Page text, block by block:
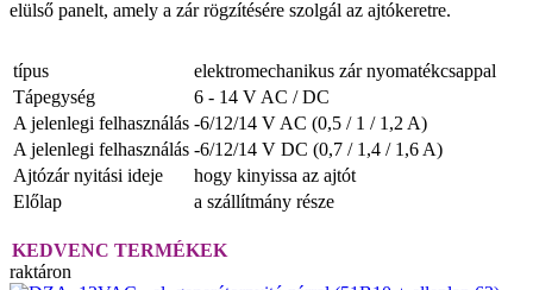
elülső panelt, amely a zár rögzítésére szolgál az ajtókeretre.
típus
elektromechanikus zár nyomatékcsappal
Tápegység
6 - 14 V AC / DC
A jelenlegi felhasználás -6/12/14 V AC (0,5 / 1 / 1,2 A)
A jelenlegi felhasználás -6/12/14 V DC (0,7 / 1,4 / 1,6 A)
Ajtózár nyitási ideje
hogy kinyissa az ajtót
Előlap
a szállítmány része
KEDVENC TERMÉKEK
raktáron